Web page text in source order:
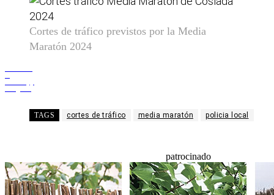
Cortes de tráfico previstos por la Media
Maratón 2024
TAGS cortes de tráfico media maratón policia local
patrocinado